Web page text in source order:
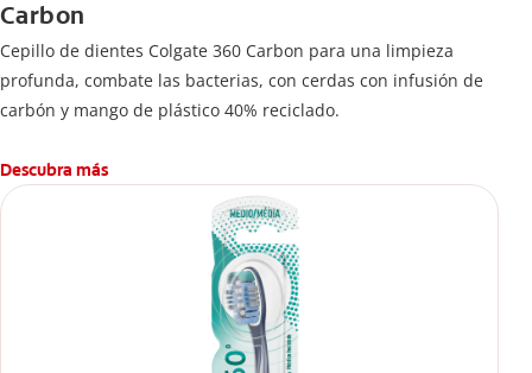
Carbon
Cepillo de dientes Colgate 360 ​​Carbon para una limpieza
profunda, combate las bacterias, con cerdas con infusión de
carbón y mango de plástico 40% reciclado.
Descubra más